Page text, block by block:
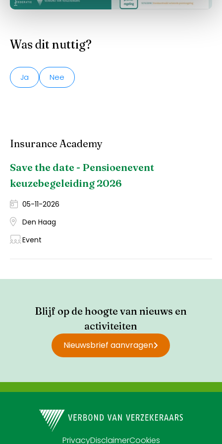
Was dit nuttig?
Ja Nee
Insurance Academy
Save the date - Pensioenevent
keuzebegeleiding 2026
05-11-2026
Den Haag
Event
Blijf op de hoogte van nieuws en
activiteiten
Nieuwsbrief aanvragen
PrivacyDisclaimerCookies